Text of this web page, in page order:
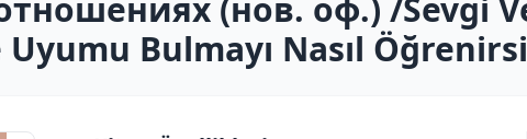
(нов. оф.) /Sevgi Ve
Bulmayı Nasıl